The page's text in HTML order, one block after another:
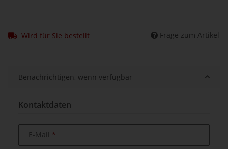
Wird für Sie bestellt Frage zum Artikel
Benachrichtigen, wenn verfügbar
Kontaktdaten
E-Mail